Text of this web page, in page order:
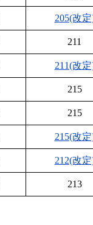
205(改
211
211(改
215
215
215(改
212(改
213